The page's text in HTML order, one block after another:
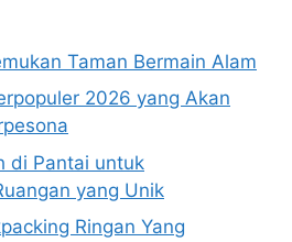
Taman Bermain Alam
2026 yang Akan
di Pantai untuk
yang Unik
Ringan Yang